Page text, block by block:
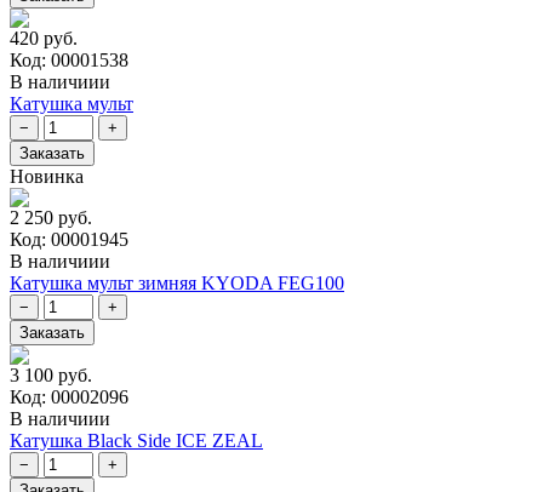
420 руб.
Код: 00001538
В наличиии
Катушка мульт
Новинка
2 250 руб.
Код: 00001945
В наличиии
Катушка мульт зимняя KYODA FEG100
3 100 руб.
Код: 00002096
В наличиии
Катушка Black Side ICE ZEAL